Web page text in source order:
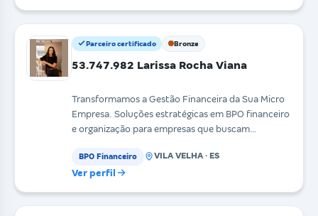
Parceiro certificado Bronze
53.747.982 Larissa Rocha Viana
Transformamos a Gestão Financeira da Sua Micro
Empresa. Soluções estratégicas em BPO financeiro
e organização para empresas que buscam
BPO Financeiro VILA VELHA · ES
Ver perfil